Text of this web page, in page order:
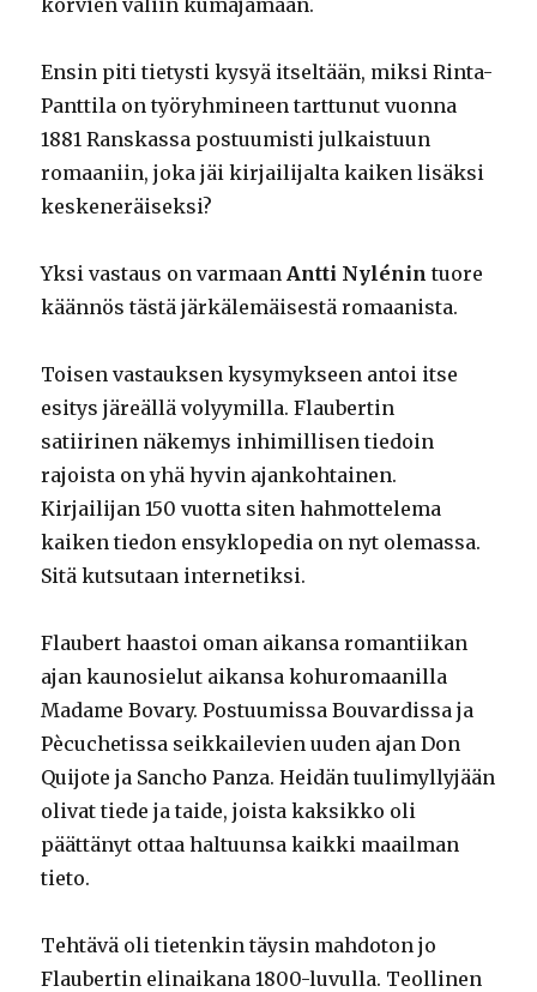
Ensin piti tietysti kysyä itseltään, miksi Rinta-
Panttila on työryhmineen tarttunut vuonna
1881 Ranskassa postuumisti julkaistuun
romaaniin, joka jäi kirjailijalta kaiken lisäksi
keskeneräiseksi?
Yksi vastaus on varmaan Antti Nylénin tuore
käännös tästä järkälemäisestä romaanista.
Toisen vastauksen kysymykseen antoi itse
esitys järeällä volyymilla. Flaubertin
satiirinen näkemys inhimillisen tiedoin
rajoista on yhä hyvin ajankohtainen.
Kirjailijan 150 vuotta siten hahmottelema
kaiken tiedon ensyklopedia on nyt olemassa.
Sitä kutsutaan internetiksi.
Flaubert haastoi oman aikansa romantiikan
ajan kaunosielut aikansa kohuromaanilla
Madame Bovary. Postuumissa Bouvardissa ja
Pècuchetissa seikkailevien uuden ajan Don
Quijote ja Sancho Panza. Heidän tuulimyllyjään
olivat tiede ja taide, joista kaksikko oli
päättänyt ottaa haltuunsa kaikki maailman
tieto.
Tehtävä oli tietenkin täysin mahdoton jo
Flaubertin elinaikana 1800-luvulla. Teollinen